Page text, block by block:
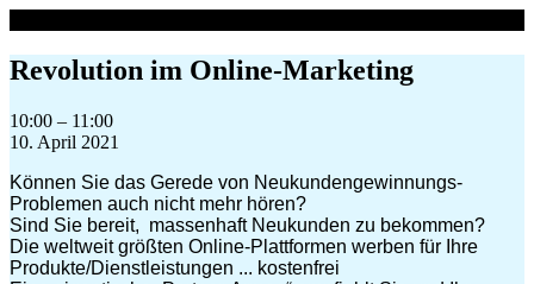
springen
Revolution im Online-Marketing
Revolution
im
Marketing
10:00 – 11:00
10. April 2021
Können Sie das Gerede von Neukundengewinnungs-
Problemen auch nicht mehr hören?
Sind Sie bereit, massenhaft Neukunden zu bekommen?
Die weltweit größten Online-Plattformen werben für Ihre
Produkte/Dienstleistungen ... kostenfrei